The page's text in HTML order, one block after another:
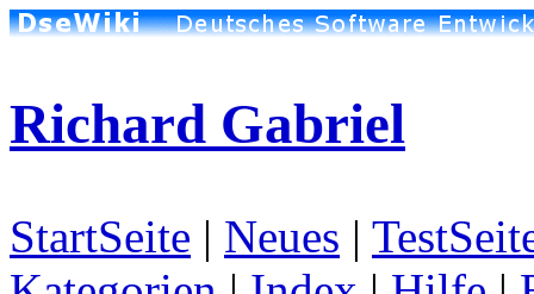
Richard Gabriel
StartSeite | Neues |